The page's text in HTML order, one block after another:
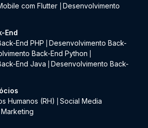
com Flutter
Desenvolvimento
End
End PHP
Desenvolvimento Back-
Back-End Python
End Java
Desenvolvimento Back-
Humanos (RH)
Social Media